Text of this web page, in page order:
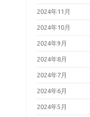
2024年11月
2024年10月
2024年9月
2024年8月
2024年7月
2024年6月
2024年5月